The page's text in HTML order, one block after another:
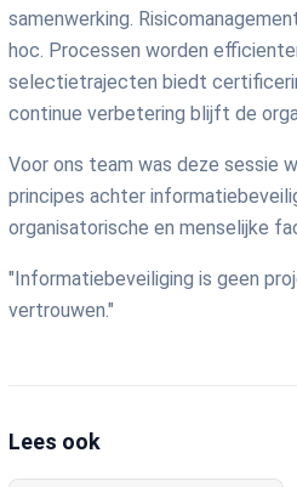
samenwerking.
hoc. Processen worden
selectietrajecten biedt
continue verbetering blijft de
Voor ons team was deze sessie
principes achter
organisatorische en menselijke
"Informatiebeveiliging is geen
vertrouwen."
Lees ook